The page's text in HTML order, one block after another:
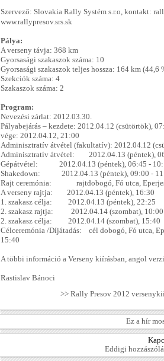
Szervező: Slovakia Rally Systém s.r.o, kontakt:
www.rallypresov.srs.sk
Pálya:
A verseny távja: 368 km
Gyorsasági szakaszok száma: 10
Gyorsasági szakaszok teljes hossza: 164 km (44,6
Szekciók száma: 4
Szakaszok száma: 2
Program:
Nevezési zárlat: 2012.03.30.
Pályabejárás – kezdete: 2012.04.12 (csütörtök),
vége: 2012.04.12, 21:00
Adminisztratív átvétel (fakultatív): 2012.04.12
Adminisztratív átvétel: 2012.04.13 (péntek),
Gépátvétel: 2012.04.13 (péntek), 06:45 -
Shakedown: 2012.04.13 (péntek), 09:00 -
Rajt ceremónia: rajtdobogó, Fó utca, Eperjes,
A verseny rajtja: 2012.04.13 (péntek), 16:30
1. szakasz célja: 2012.04.13 (péntek), 22:25
2. szakasz rajtja: 2012.04.14 (szombat), 10:00
2. szakasz célja: 2012.04.14 (szombat), 15:40
Célceremónia /Díjátadás: cél dobogó, Fó utca,
15:40
A többi információ a Verseny kiírásban, angol
Rastislav Bánoci
>> Rally Presov 2012
Ez a hír
Eddigi